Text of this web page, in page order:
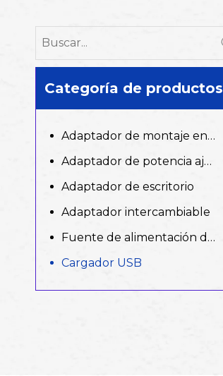
Categoría de productos
Adaptador de montaje en la pared
Adaptador de potencia ajustable
Adaptador de escritorio
Adaptador intercambiable
Fuente de alimentación de conmutación (single)
Cargador USB